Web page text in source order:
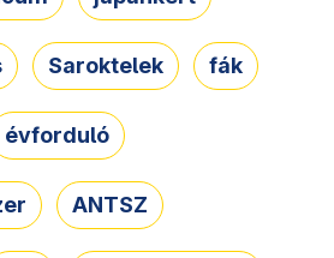
Saroktelek fák
évforduló
ANTSZ